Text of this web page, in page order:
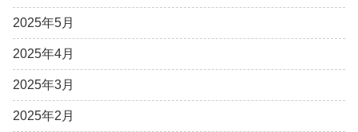
2025年5月
2025年4月
2025年3月
2025年2月